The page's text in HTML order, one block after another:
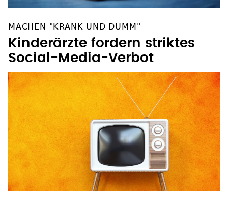
MACHEN "KRANK UND DUMM"
Kinderärzte fordern striktes
Social-Media-Verbot